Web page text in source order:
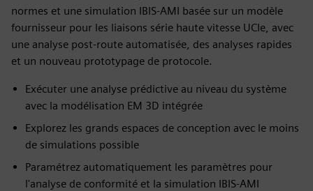
normes et une simulation IBIS-AMI basée sur un modèle
fournisseur pour les liaisons série haute vitesse UCIe, avec
une analyse post-route automatisée, des analyses rapides
et un nouveau prototypage de protocole.
Exécuter une analyse prédictive au niveau du système
avec la modélisation EM 3D intégrée
Explorez les grands espaces de conception avec le moins
de simulations possible
Paramétrez automatiquement les paramètres pour
l'analyse de conformité et la simulation IBIS-AMI